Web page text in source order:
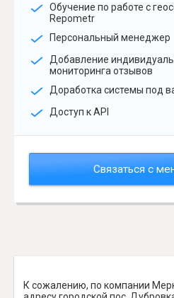
Обучение по работе с
Repometr
Персональный менеджер
Добавление
мониторинга отзывов
Доработка системы под
Доступ к API
Связаться с
К сожалению, по компании